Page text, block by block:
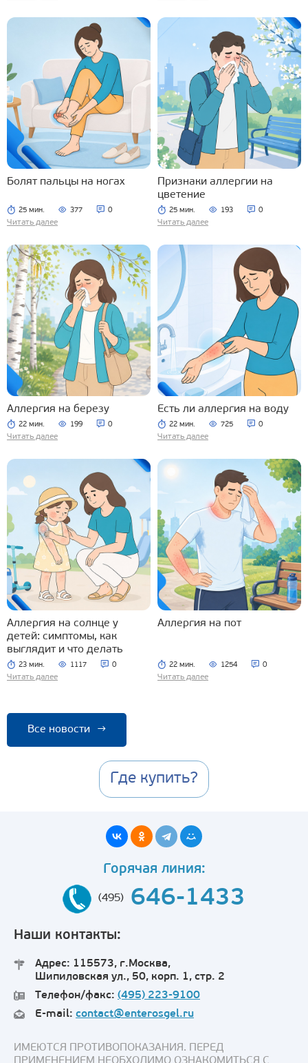
Болят пальцы на ногах
25 мин. 377 0
Читать далее
Признаки аллергии на
цветение
25 мин. 193 0
Читать далее
Аллергия на березу
22 мин. 199 0
Читать далее
Есть ли аллергия на воду
22 мин. 725 0
Читать далее
Аллергия на солнце у
детей: симптомы, как
выглядит и что делать
23 мин. 1117 0
Читать далее
Аллергия на пот
22 мин. 1254 0
Читать далее
Все новости →
Где купить?
Горячая линия:
(495) 646-1433
Наши контакты:
Адрес: 115573, г.Москва,
Шипиловская ул., 50, корп. 1, стр. 2
Телефон/факс: (495) 223-9100
E-mail: contact@enterosgel.ru
ИМЕЮТСЯ ПРОТИВОПОКАЗАНИЯ. ПЕРЕД
ПРИМЕНЕНИЕМ НЕОБХОДИМО ОЗНАКОМИТЬСЯ С